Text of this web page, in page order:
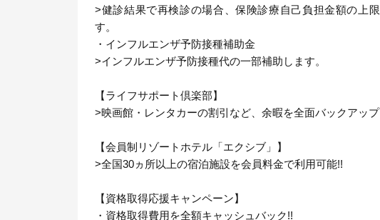
>健診結果で再検診の場合、保険診療自己負担金額の上
す。
・インフルエンザ予防接種補助金
>インフルエンザ予防接種代の一部補助します。
【ライフサポート倶楽部】
>映画館・レンタカーの割引など、余暇を全面バックアッ
【会員制リゾートホテル「エクシブ」】
>全国30ヵ所以上の宿泊施設を会員料金で利用可能!!
【資格取得応援キャンペーン】
・資格取得費用を全額キャッシュバック!!